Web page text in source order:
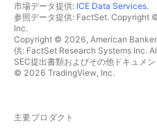
市場データ提供: ICE Data Services.
参照データ提供: FactSet.
Inc.
Copyright © 2026, American
供: FactSet Research Systems Inc.
SEC提出書類およびその他ドキュメ
© 2026 TradingView, Inc.
主要プロダクト